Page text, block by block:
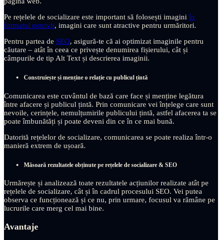
Pe rețelele de socializare este important să folosești imaginiîn
formatul potrivit, imagini care sunt atractive pentru urmăritori.
Pentru partea de SEO, asigură-te că ai optimizat imaginile pentru
căutare – atât în ceea ce privește denumirea fișierului, cât și
câmpurile de tip Alt Text și descrierea imaginii.
Construiește și menține o relație cu publicul țintă
Comunicarea este cuvântul de bază care face și menține legătura
între afacere și publicul țintă. Prin comunicare vei înțelege care sunt
nevoile, cerințele, nemulțumirile publicului țintă, astfel afacerea ta se
poate îmbunătăți și poate deveni din ce în ce mai bună.
Datorită rețelelor de socializare, comunicarea se poate realiza într-o
manieră extrem de ușoară.
Măsoară rezultatele obținute pe rețelele de socializare & SEO
Urmărește și analizează toate rezultatele acțiunilor realizate atât pe
rețelele de socializare, cât și în cadrul procesului SEO. Vei putea
observa ce funcționează și ce nu, prin urmare, focusul va rămâne pe
lucrurile care merg cel mai bine.
Avantaje